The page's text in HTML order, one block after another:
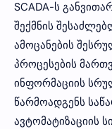
SCADA-ს
შექმნის
ამოცანების
პროცესების
ინფორმაციის
წარმოადგენს
ავტომატიზაციის